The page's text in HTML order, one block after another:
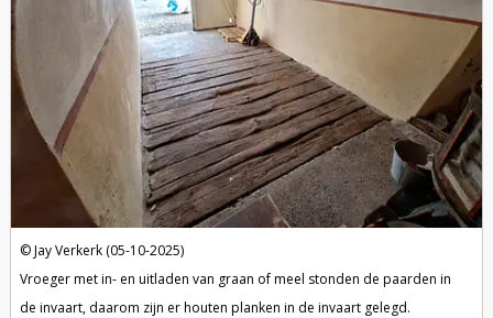
Jay Verkerk (05-10-2025)
Vroeger met in- en uitladen van graan of meel stonden de paarden in
de invaart, daarom zijn er houten planken in de invaart gelegd.